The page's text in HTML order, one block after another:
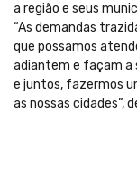
a região e seus
“As demandas
que possamos
adiantem e façam a
e juntos, fazermos
as nossas cidades”,